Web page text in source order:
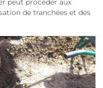
peut procéder aux
de tranchées et des